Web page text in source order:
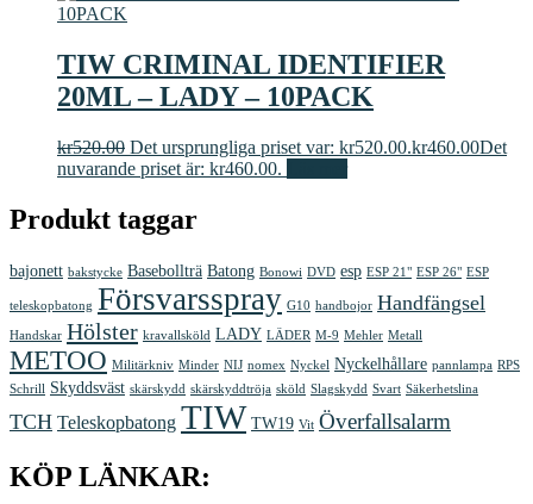
TIW CRIMINAL IDENTIFIER
20ML – LADY – 10PACK
kr520.00 Det ursprungliga priset var: kr520.00.kr460.00Det
nuvarande priset är: kr460.00.
Produkt taggar
bajonett bakstycke Basebollträ Batong Bonowi DVD esp ESP 21" ESP 26" ESP
teleskopbatong Försvarsspray G10 handbojor Handfängsel
Handskar Hölster kravallsköld LADY LÄDER M-9 Mehler Metall
METOO Militärkniv Minder NIJ nomex Nyckel Nyckelhållare pannlampa RPS
Schrill
Skyddsväst skärskydd skärskyddtröja sköld Slagskydd Svart Säkerhetslina
TCH Teleskopbatong TIW TW19 Vit Överfallsalarm
KÖP LÄNKAR: